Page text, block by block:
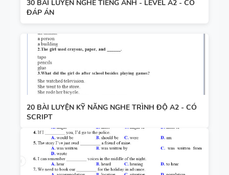
30 BÀI LUYỆN NGHE TIẾNG ANH - LEVEL A2 - CÓ
ĐÁP ÁN
20 BÀI LUYỆN KỸ NĂNG NGHE TRÌNH ĐỘ A2 - CÓ
SCRIPT